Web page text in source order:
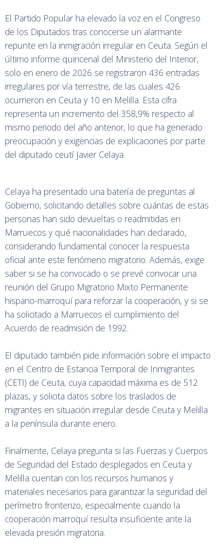
El Partido Popular ha elevado la voz en el Congreso
de los Diputados tras conocerse un alarmante
repunte en la inmigración irregular en Ceuta. Según el
último informe quincenal del Ministerio del Interior,
solo en enero de 2026 se registraron 436 entradas
irregulares por vía terrestre, de las cuales 426
ocurrieron en Ceuta y 10 en Melilla. Esta cifra
representa un incremento del 358,9% respecto al
mismo periodo del año anterior, lo que ha generado
preocupación y exigencias de explicaciones por parte
del diputado ceutí Javier Celaya.
Celaya ha presentado una batería de preguntas al
Gobierno, solicitando detalles sobre cuántas de estas
personas han sido devueltas o readmitidas en
Marruecos y qué nacionalidades han declarado,
considerando fundamental conocer la respuesta
oficial ante este fenómeno migratorio. Además, exige
saber si se ha convocado o se prevé convocar una
reunión del Grupo Migratorio Mixto Permanente
hispano-marroquí para reforzar la cooperación, y si se
ha solicitado a Marruecos el cumplimiento del
Acuerdo de readmisión de 1992.
El diputado también pide información sobre el impacto
en el Centro de Estancia Temporal de Inmigrantes
(CETI) de Ceuta, cuya capacidad máxima es de 512
plazas, y solicita datos sobre los traslados de
migrantes en situación irregular desde Ceuta y Melilla
a la península durante enero.
Finalmente, Celaya pregunta si las Fuerzas y Cuerpos
de Seguridad del Estado desplegados en Ceuta y
Melilla cuentan con los recursos humanos y
materiales necesarios para garantizar la seguridad del
perímetro fronterizo, especialmente cuando la
cooperación marroquí resulta insuficiente ante la
elevada presión migratoria.